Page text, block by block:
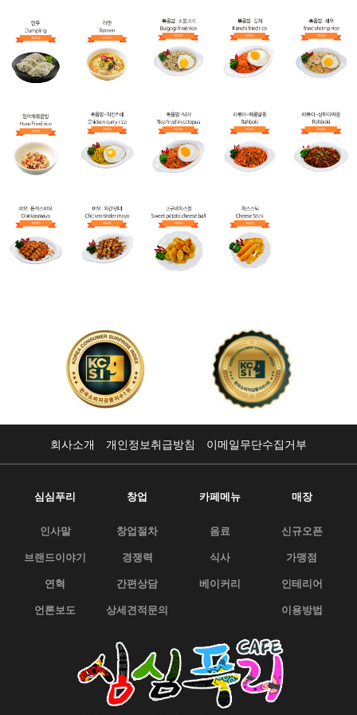
회사소개 개인정보취급방침 이메일무단수집거부
심심푸리
인사말
브랜드이야기
연혁
언론보도
창업
창업절차
경쟁력
간편상담
상세견적문의
카페메뉴
음료
식사
베이커리
매장
신규오픈
가맹점
인테리어
이용방법